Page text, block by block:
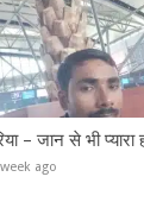
– जान से भी प्यारा
ago